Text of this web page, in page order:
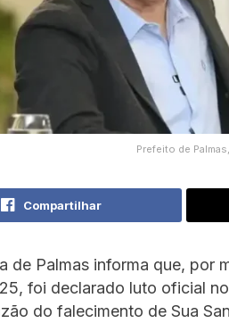
Prefeito de
Compartilhar
de Palmas informa que, por
foi declarado luto oficial
do falecimento de Sua